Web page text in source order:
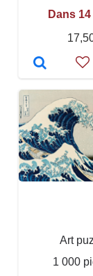
Dans
Art
1 000